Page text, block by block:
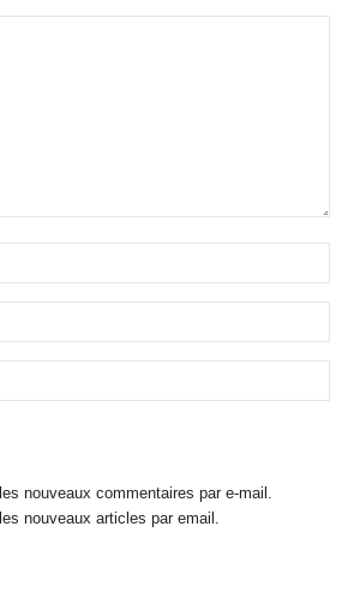
nouveaux commentaires par e-mail.
nouveaux articles par email.